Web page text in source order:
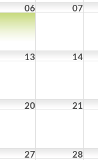
06 07
13 14
20 21
27 28